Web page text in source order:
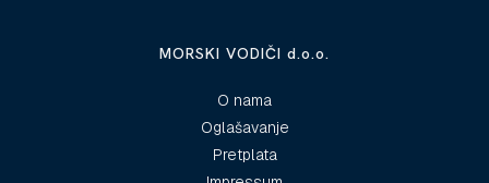
MORSKI VODIČI d.o.o.
O nama
Oglašavanje
Pretplata